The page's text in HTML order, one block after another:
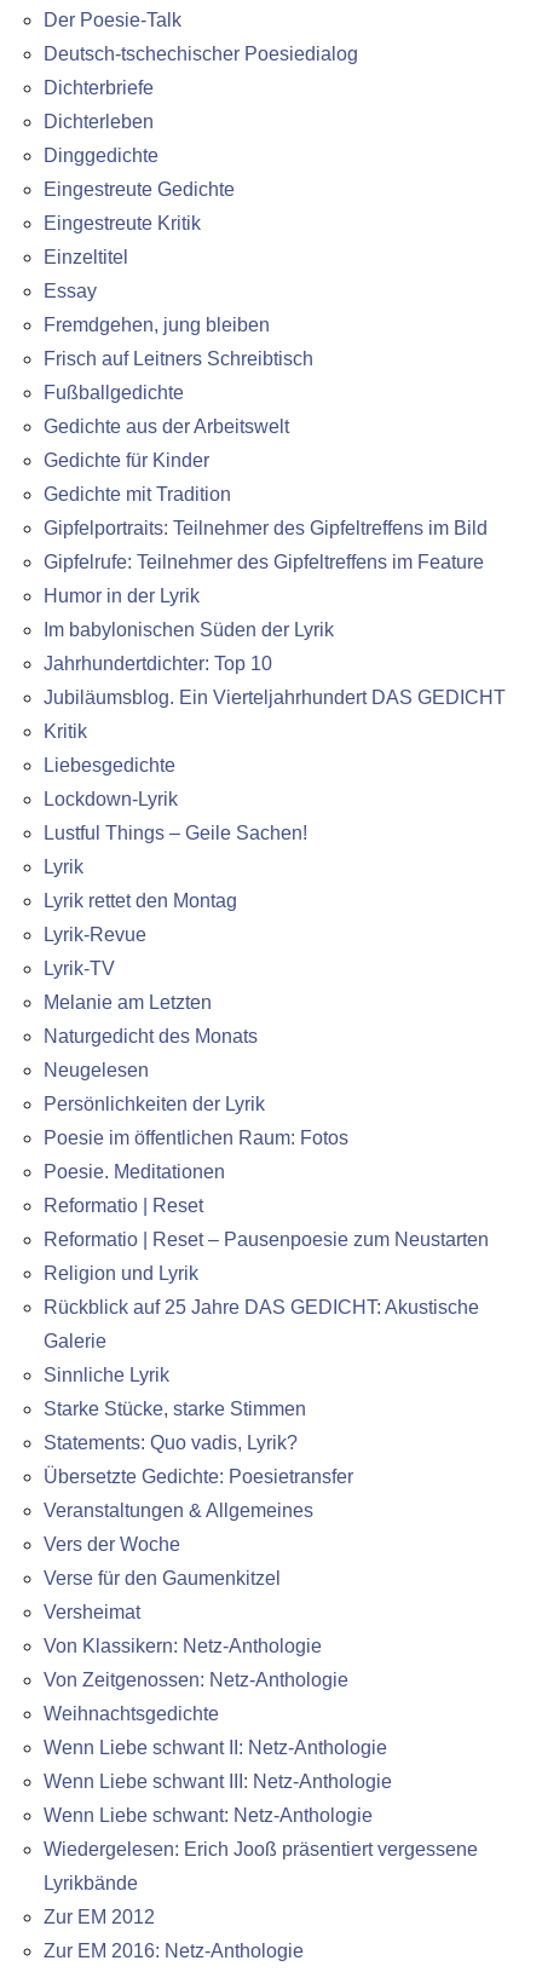
Der Poesie-Talk
Deutsch-tschechischer Poesiedialog
Dichterbriefe
Dichterleben
Dinggedichte
Eingestreute Gedichte
Eingestreute Kritik
Einzeltitel
Essay
Fremdgehen, jung bleiben
Frisch auf Leitners Schreibtisch
Fußballgedichte
Gedichte aus der Arbeitswelt
Gedichte für Kinder
Gedichte mit Tradition
Gipfelportraits: Teilnehmer des Gipfeltreffens im Bild
Gipfelrufe: Teilnehmer des Gipfeltreffens im Feature
Humor in der Lyrik
Im babylonischen Süden der Lyrik
Jahrhundertdichter: Top 10
Jubiläumsblog. Ein Vierteljahrhundert DAS GEDICHT
Kritik
Liebesgedichte
Lockdown-Lyrik
Lustful Things – Geile Sachen!
Lyrik
Lyrik rettet den Montag
Lyrik-Revue
Lyrik-TV
Melanie am Letzten
Naturgedicht des Monats
Neugelesen
Persönlichkeiten der Lyrik
Poesie im öffentlichen Raum: Fotos
Poesie. Meditationen
Reformatio | Reset
Reformatio | Reset – Pausenpoesie zum Neustarten
Religion und Lyrik
Rückblick auf 25 Jahre DAS GEDICHT: Akustische
Galerie
Sinnliche Lyrik
Starke Stücke, starke Stimmen
Statements: Quo vadis, Lyrik?
Übersetzte Gedichte: Poesietransfer
Veranstaltungen & Allgemeines
Vers der Woche
Verse für den Gaumenkitzel
Versheimat
Von Klassikern: Netz-Anthologie
Von Zeitgenossen: Netz-Anthologie
Weihnachtsgedichte
Wenn Liebe schwant II: Netz-Anthologie
Wenn Liebe schwant III: Netz-Anthologie
Wenn Liebe schwant: Netz-Anthologie
Wiedergelesen: Erich Jooß präsentiert vergessene
Lyrikbände
Zur EM 2012
Zur EM 2016: Netz-Anthologie